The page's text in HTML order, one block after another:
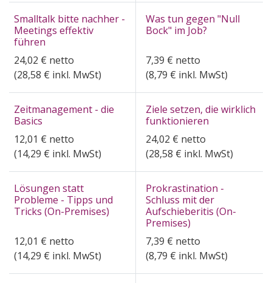
Smalltalk bitte nachher -
Meetings effektiv
führen
24,02 € netto
(28,58 € inkl. MwSt)
Was tun gegen "Null
Bock" im Job?
7,39 € netto
(8,79 € inkl. MwSt)
Zeitmanagement - die
Basics
12,01 € netto
(14,29 € inkl. MwSt)
Ziele setzen, die wirklich
funktionieren
24,02 € netto
(28,58 € inkl. MwSt)
Lösungen statt
Probleme - Tipps und
Tricks (On-Premises)
12,01 € netto
(14,29 € inkl. MwSt)
Prokrastination -
Schluss mit der
Aufschieberitis (On-
Premises)
7,39 € netto
(8,79 € inkl. MwSt)